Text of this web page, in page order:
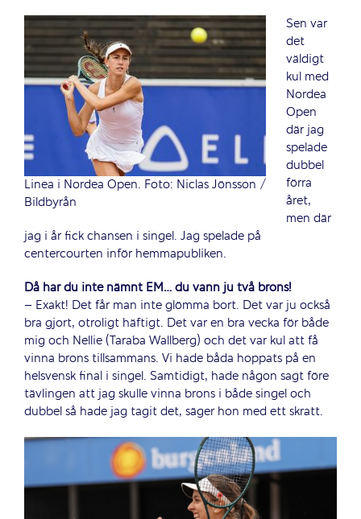
Linea i Nordea Open. Foto: Niclas Jönsson /
Bildbyrån
Sen var
det
väldigt
kul med
Nordea
Open
där jag
spelade
dubbel
förra
året,
men där
jag i år fick chansen i singel. Jag spelade på
centercourten inför hemmapubliken.
Då har du inte nämnt EM… du vann ju två brons!
– Exakt! Det får man inte glömma bort. Det var ju också
bra gjort, otroligt häftigt. Det var en bra vecka för både
mig och Nellie (Taraba Wallberg) och det var kul att få
vinna brons tillsammans. Vi hade båda hoppats på en
helsvensk final i singel. Samtidigt, hade någon sagt före
tävlingen att jag skulle vinna brons i både singel och
dubbel så hade jag tagit det, säger hon med ett skratt.